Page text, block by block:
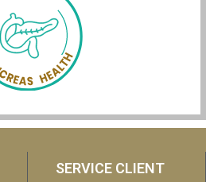
SERVICE CLIENT